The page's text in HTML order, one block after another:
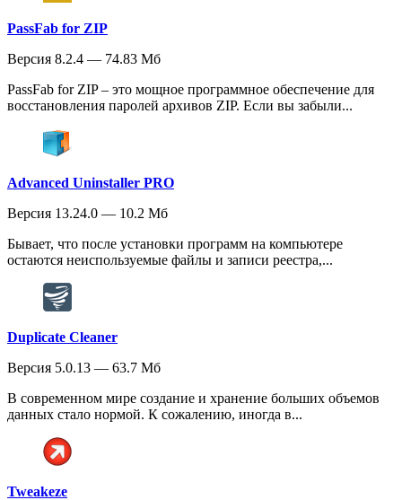
PassFab for ZIP
Версия 8.2.4 — 74.83 Мб
PassFab for ZIP – это мощное программное обеспечение для
восстановления паролей архивов ZIP. Если вы забыли...
Advanced Uninstaller PRO
Версия 13.24.0 — 10.2 Мб
Бывает, что после установки программ на компьютере
остаются неиспользуемые файлы и записи реестра,...
Duplicate Cleaner
Версия 5.0.13 — 63.7 Мб
В современном мире создание и хранение больших объемов
данных стало нормой. К сожалению, иногда в...
Tweakeze